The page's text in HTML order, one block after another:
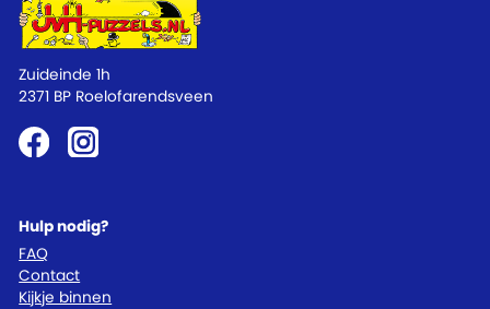
Hulp nodig?
FAQ
Contact
Kijkje binnen
Zuideinde 1h
2371 BP Roelofarendsveen